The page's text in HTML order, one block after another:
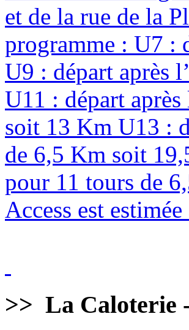
et de la rue de la
programme : U7 :
U9 : départ après
U11 : départ
soit 13 Km U13 :
de 6,5 Km soit
pour 11 tours de
Access est
>> La Caloterie